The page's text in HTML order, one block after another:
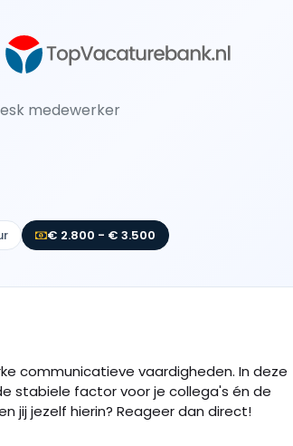
medewerker
€ 2.800 - € 3.500
communicatieve vaardigheden. In deze
stabiele factor voor je collega's én de
jij jezelf hierin? Reageer dan direct!